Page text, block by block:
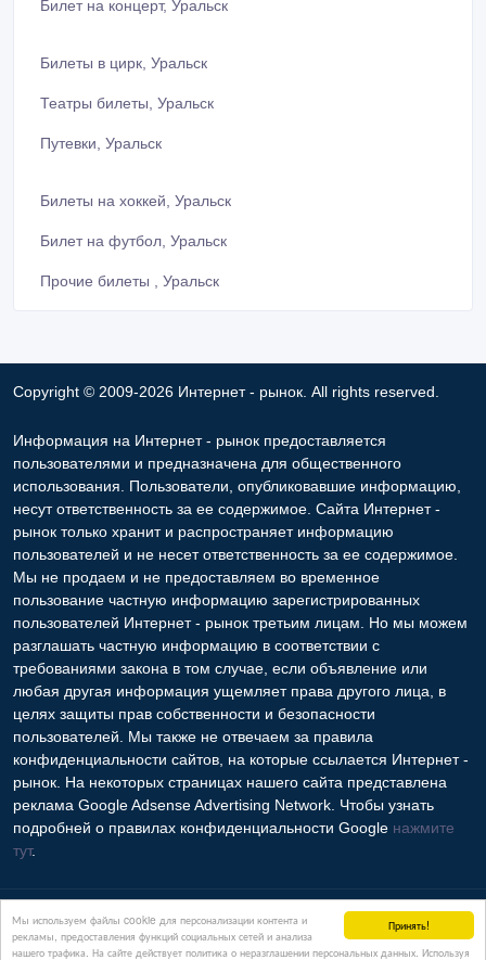
Принять!
Мы используем файлы cookie для персонализации контента и
рекламы, предоставления функций социальных сетей и анализа
нашего трафика. На сайте действует политика о неразглашении персональных данных. Используя
Билет на концерт, Уральск
Билеты в цирк, Уральск
Театры билеты, Уральск
Путевки, Уральск
Билеты на хоккей, Уральск
Билет на футбол, Уральск
Прочие билеты , Уральск
Copyright © 2009-2026 Интернет - рынок. All rights reserved.
Информация на Интернет - рынок предоставляется
пользователями и предназначена для общественного
использования. Пользователи, опубликовавшие информацию,
несут ответственность за ее содержимое. Сайта Интернет -
рынок только хранит и распространяет информацию
пользователей и не несет ответственность за ее содержимое.
Мы не продаем и не предоставляем во временное
пользование частную информацию зарегистрированных
пользователей Интернет - рынок третьим лицам. Но мы можем
разглашать частную информацию в соответствии с
требованиями закона в том случае, если объявление или
любая другая информация ущемляет права другого лица, в
целях защиты прав собственности и безопасности
пользователей. Мы также не отвечаем за правила
конфиденциальности сайтов, на которые ссылается Интернет -
рынок. На некоторых страницах нашего сайта представлена
реклама Google Adsense Advertising Network. Чтобы узнать
подробней о правилах конфиденциальности Google нажмите
тут.